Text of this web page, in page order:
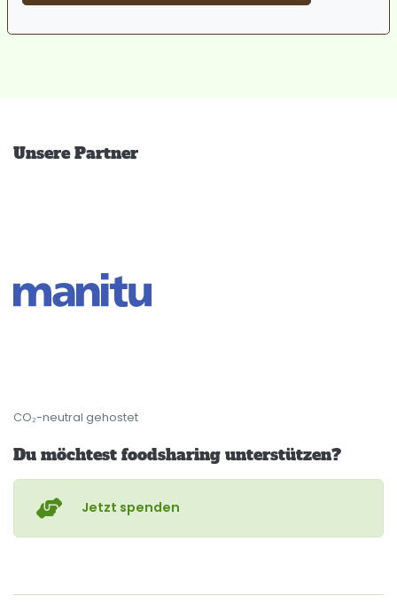
Unsere Partner
CO₂-neutral gehostet
Du möchtest foodsharing unterstützen?
Jetzt spenden